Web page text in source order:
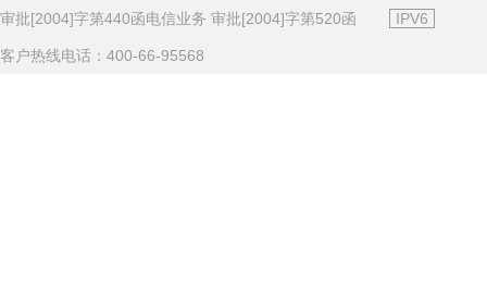
审批[2004]字第440函电信业务 审批[2004]字第520函 IPV6
客户热线电话：400-66-95568